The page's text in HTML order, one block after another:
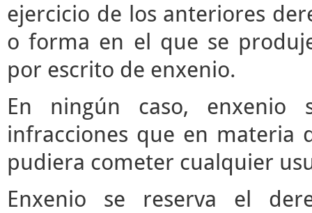
ejercicio de los anteriores
o forma en el que se
por escrito de enxenio.
En ningún caso, enxenio
infracciones que en materia
pudiera cometer cualquier
Enxenio se reserva el